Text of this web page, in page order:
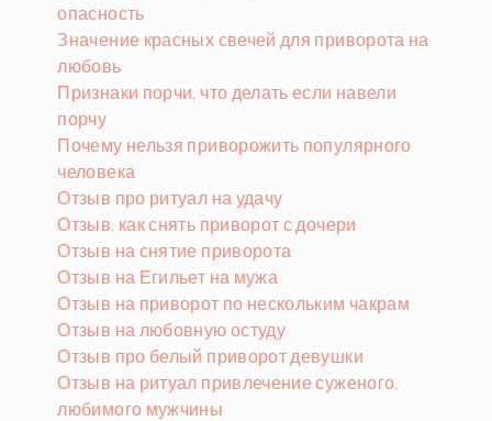
опасность
Значение красных свечей для приворота на
любовь
Признаки порчи, что делать если навели
порчу
Почему нельзя приворожить популярного
человека
Отзыв про ритуал на удачу
Отзыв, как снять приворот с дочери
Отзыв на снятие приворота
Отзыв на Егильет на мужа
Отзыв на приворот по нескольким чакрам
Отзыв на любовную остуду
Отзыв про белый приворот девушки
Отзыв на ритуал привлечение суженого,
любимого мужчины